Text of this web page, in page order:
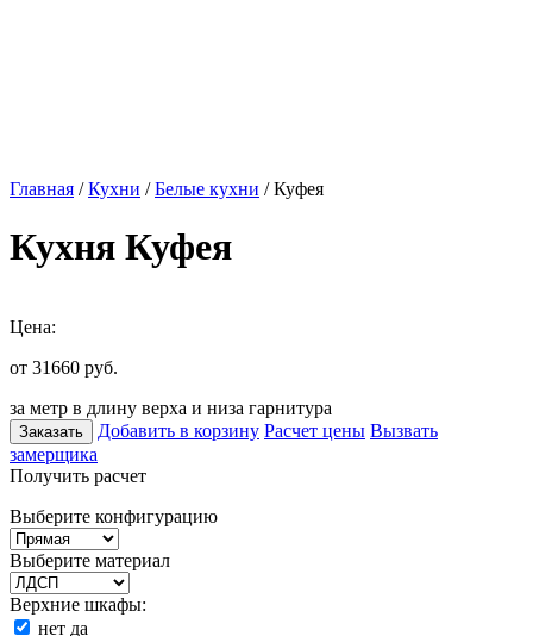
Главная /Кухни /Белые кухни / Куфея
Кухня Куфея
Цена:
от 31660 руб.
за метр в длину верха и низа гарнитура
Заказать Добавить в корзину Расчет цены Вызвать
замерщика
Получить расчет
Выберите конфигурацию
Выберите материал
Верхние шкафы:
нет да